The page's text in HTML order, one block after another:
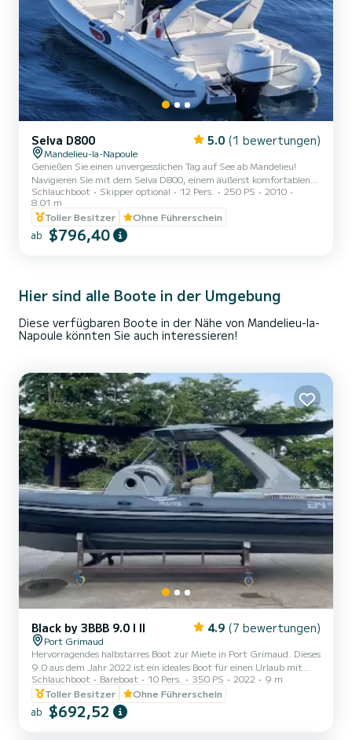
Selva D800 5.0 (1 bewertungen)
Mandelieu-la-Napoule
Genießen Sie einen unvergesslichen Tag auf See ab Mandelieu!
Navigieren Sie mit dem Selva D800, einem äußerst komfortablen,
leistungsstarken 8-Meter-Schlauchboot, ideal zum Erkunden der
Wunder der Côte d'Azur: Lérins-Inseln, Théoule-sur-Mer, wilde
Buchten, türkisfarbene Gewässer... Ideal für Gruppen, Familien,
Junggesellenabschiede/-innen oder Ausflüge mit Freunden!
Ausstattung an Bord: • Sonnendeck vorne & hinten • Sonnensegel •
Schlauchboot Skipper optional 12 Pers. 250 PS
2010
8.01 m
Toller Besitzer
Ohne Führerschein
ab $796,40
Hier sind alle Boote in der Umgebung
Diese verfügbaren Boote in der Nähe von Mandelieu-la-
Napoule könnten Sie auch interessieren!
Black by 3BBB 9.0 I II 4.9 (7 bewertungen)
Port Grimaud
Hervorragendes halbstarres Boot zur Miete in Port Grimaud. Dieses
9.0 aus dem Jahr 2022 ist ein ideales Boot für einen Urlaub mit
Familie oder Freunden. Auf diesem 9 Meter langen Boot werden
Sie garantiert einen außergewöhnlichen Tag oder eine
außergewöhnliche Woche verbringen. Die Kapazität des Bootes
beträgt 10 Personen. Es verfügt über folgende Ausstattung: USB-
Schlauchboot Bareboat 10 Pers. 350 PS 2022
9 m
Toller Besitzer
Ohne Führerschein
ab $692,52